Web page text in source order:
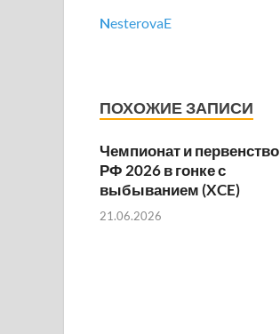
NesterovaE
ПОХОЖИЕ ЗАПИСИ
Чемпионат и первенство
РФ 2026 в гонке с
выбыванием (XCE)
21.06.2026